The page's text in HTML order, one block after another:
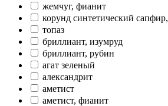
жемчуг, фианит
корунд синтетический
топаз
бриллиант, изумруд
бриллиант, рубин
агат зеленый
александрит
аметист
аметист, фианит